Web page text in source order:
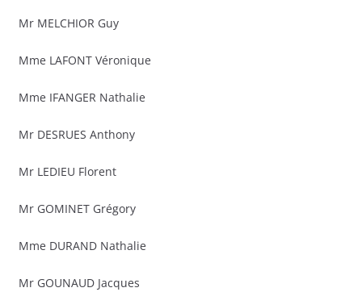
Mr MELCHIOR Guy
Mme LAFONT Véronique
Mme IFANGER Nathalie
Mr DESRUES Anthony
Mr LEDIEU Florent
Mr GOMINET Grégory
Mme DURAND Nathalie
Mr GOUNAUD Jacques